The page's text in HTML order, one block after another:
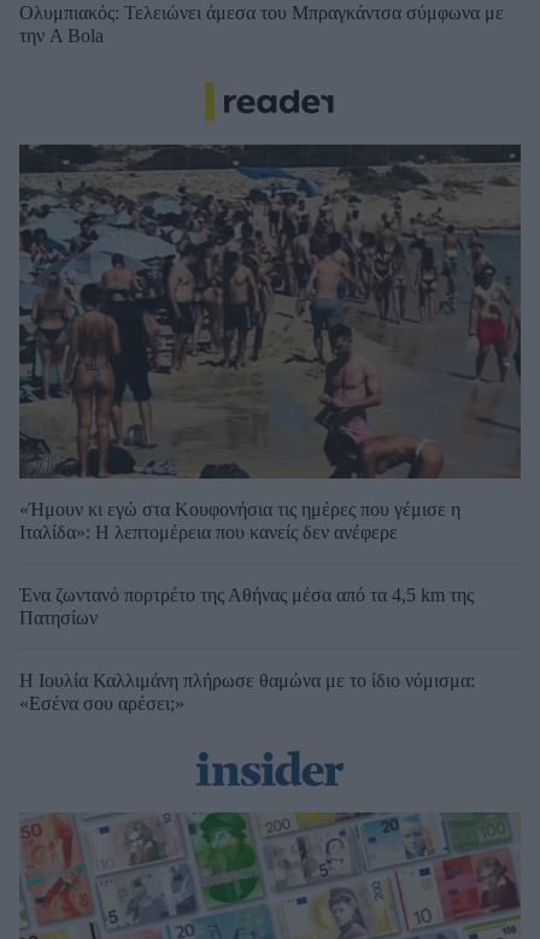
Ολυμπιακός: Τελειώνει άμεσα του Μπραγκάντσα σύμφωνα με
την A Bola
«Ήμουν κι εγώ στα Κουφονήσια τις ημέρες που γέμισε η
Ιταλίδα»: Η λεπτομέρεια που κανείς δεν ανέφερε
Ένα ζωντανό πορτρέτο της Αθήνας μέσα από τα 4,5 km της
Πατησίων
Η Ιουλία Καλλιμάνη πλήρωσε θαμώνα με το ίδιο νόμισμα:
«Εσένα σου αρέσει;»